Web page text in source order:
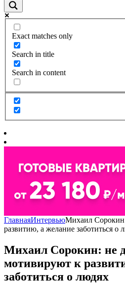
Exact matches only
Search in title
Search in content
ГлавнаяИнтервьюМихаил
развитию, а желание заботиться о
Михаил Сорокин: не
мотивируют к
заботиться о людях